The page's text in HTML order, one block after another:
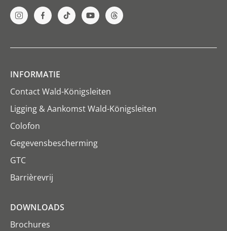
INFORMATIE
Contact Wald-Königsleiten
Ligging & Aankomst Wald-Königsleiten
Colofon
Gegevensbescherming
GTC
Barrièrevrij
DOWNLOADS
Brochures